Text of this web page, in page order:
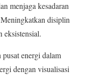
menjaga kesadaran
disiplin
eksistensial.
energi dalam
dengan visualisasi